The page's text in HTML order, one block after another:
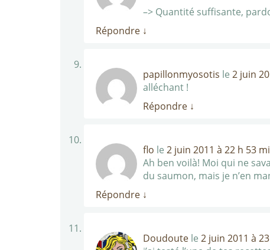
–> Quantité suffisante,
Répondre ↓
papillonmyosotis le 2 juin
alléchant !
Répondre ↓
flo le 2 juin 2011 à 22 h 53
Ah ben voilà! Moi qui ne
du saumon, mais je n’en
Répondre ↓
Doudoute le 2 juin 2011 à